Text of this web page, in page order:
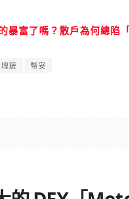
暴富了嗎？散戶為何總陷
鏈 幣安